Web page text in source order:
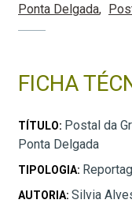
Ponta Delgada
FICHA
TÍTULO: Postal da
Ponta Delgada
TIPOLOGIA:
AUTORIA: Silvia